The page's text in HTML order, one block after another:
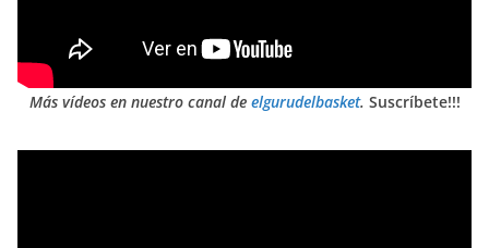
Más vídeos en nuestro canal de elgurudelbasket. Suscríbete!!!